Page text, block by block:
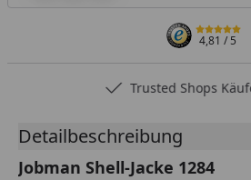
4,81/ 5
Trusted Shops
Detailbeschreibung
Jobman Shell-Jacke 1284